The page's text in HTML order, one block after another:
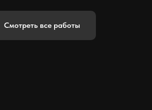
Смотреть все работы